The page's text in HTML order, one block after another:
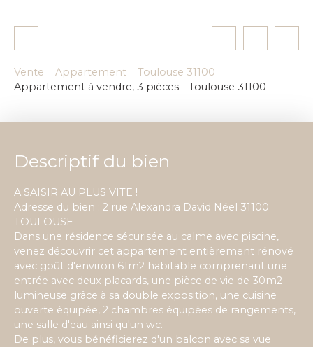
Vente Appartement
Toulouse 31100
Appartement à vendre, 3 pièces - Toulouse 31100
Descriptif du bien
A SAISIR AU PLUS VITE !
Adresse du bien : 2 rue Alexandra David Néel 31100
TOULOUSE
Dans une résidence sécurisée au calme avec piscine,
venez découvrir cet appartement entièrement rénové
avec goût d'environ 61m2 habitable comprenant une
entrée avec deux placards, une pièce de vie de 30m2
lumineuse grâce à sa double exposition, une cuisine
ouverte équipée, 2 chambres équipées de rangements,
une salle d'eau ainsi qu'un wc.
De plus, vous bénéficierez d'un balcon avec sa vue